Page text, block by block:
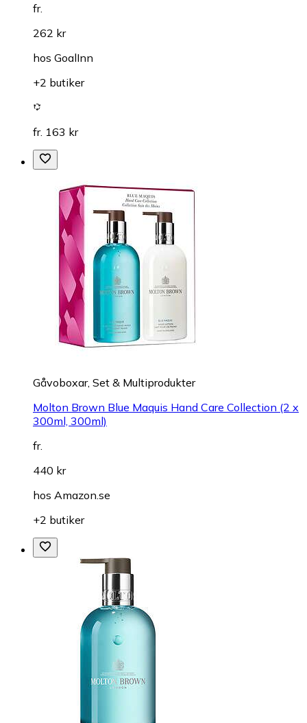
fr.
262 kr
hos GoalInn
+2 butiker
fr. 163 kr
Gåvoboxar, Set & Multiprodukter
Molton Brown Blue Maquis Hand Care Collection (2 x
300ml, 300ml)
fr.
440 kr
hos Amazon.se
+2 butiker